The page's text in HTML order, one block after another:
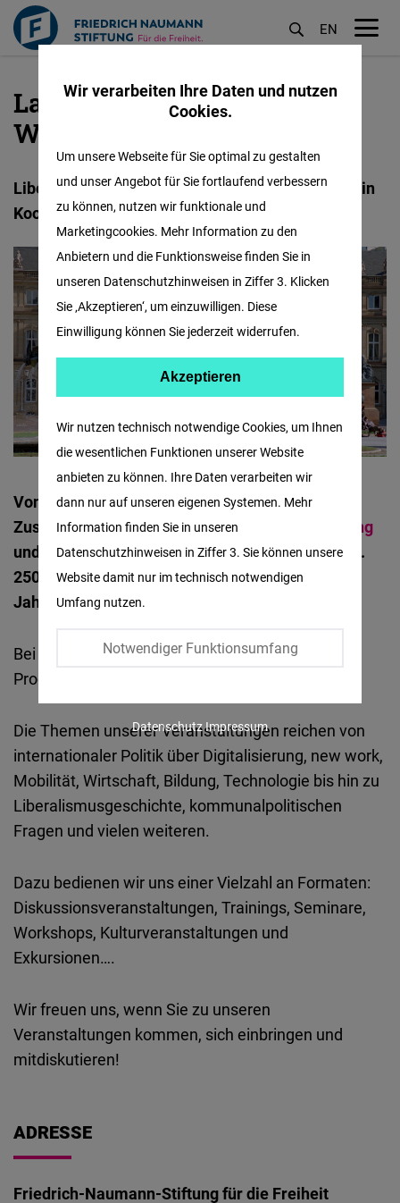
Direkt
zum
Inhalt
EN
Landesbüro Baden-
Württemberg
Liberale Bildungsarbeit für Baden-Württemberg in
Kooperation mit der Reinhold-Maier-Stiftung
Von Stuttgart aus organisieren wir in
Zusammenarbeit mit der Reinhold-Maier-Stiftung
und mit verschiedenen Kooperationspartnern ca.
250 Veranstaltungen zur politischen Bildung pro
Jahr in Baden-Württemberg.
Bei unserer Arbeit unterstützen uns über 20
Programmmanager in ganz Baden-Württemberg.
Die Themen unserer Veranstaltungen reichen von
internationaler Politik über Digitalisierung, new work,
Mobilität, Wirtschaft, Bildung, Technologie bis hin zu
Liberalismusgeschichte, kommunalpolitischen
Fragen und vielen weiteren.
Dazu bedienen wir uns einer Vielzahl an Formaten:
Diskussionsveranstaltungen, Trainings, Seminare,
Workshops, Kulturveranstaltungen und
Exkursionen….
Wir freuen uns, wenn Sie zu unseren
Veranstaltungen kommen, sich einbringen und
mitdiskutieren!
ADRESSE
Friedrich-Naumann-Stiftung für die Freiheit
Wir verarbeiten Ihre Daten und nutzen
Cookies.
Wir nutzen technisch notwendige Cookies, um Ihnen
die wesentlichen Funktionen unserer Website
anbieten zu können. Ihre Daten verarbeiten wir
dann nur auf unseren eigenen Systemen. Mehr
Information finden Sie in unseren
Datenschutzhinweisen in Ziffer 3. Sie können unsere
Website damit nur im technisch notwendigen
Umfang nutzen.
Notwendiger Funktionsumfang
Um unsere Webseite für Sie optimal zu gestalten
und unser Angebot für Sie fortlaufend verbessern
zu können, nutzen wir funktionale und
Marketingcookies. Mehr Information zu den
Anbietern und die Funktionsweise finden Sie in
unseren Datenschutzhinweisen in Ziffer 3. Klicken
Sie ‚Akzeptieren‘, um einzuwilligen. Diese
Einwilligung können Sie jederzeit widerrufen.
Facebook
Embed
Twitter
Embed
Instagram
Google
Maps
Embed
Flickr
Embed
Embed
Podigee
D.Vinci
Embed
Akzeptieren Akzeptieren
DatenschutzImpressum